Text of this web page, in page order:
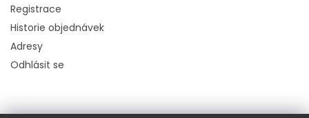
Registrace
Historie objednávek
Adresy
Odhlásit se